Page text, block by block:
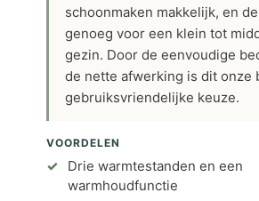
schoonmaken makkelijk, en
genoeg voor een klein tot
gezin. Door de eenvoudige
de nette afwerking is dit onze
gebruiksvriendelijke keuze.
VOORDELEN
Drie warmtestanden en een
warmhoudfunctie